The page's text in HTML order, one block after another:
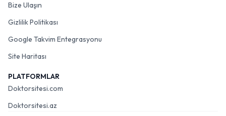
Bize Ulaşın
Gizlilik Politikası
Google Takvim Entegrasyonu
Site Haritası
PLATFORMLAR
Doktorsitesi.com
Doktorsitesi.az